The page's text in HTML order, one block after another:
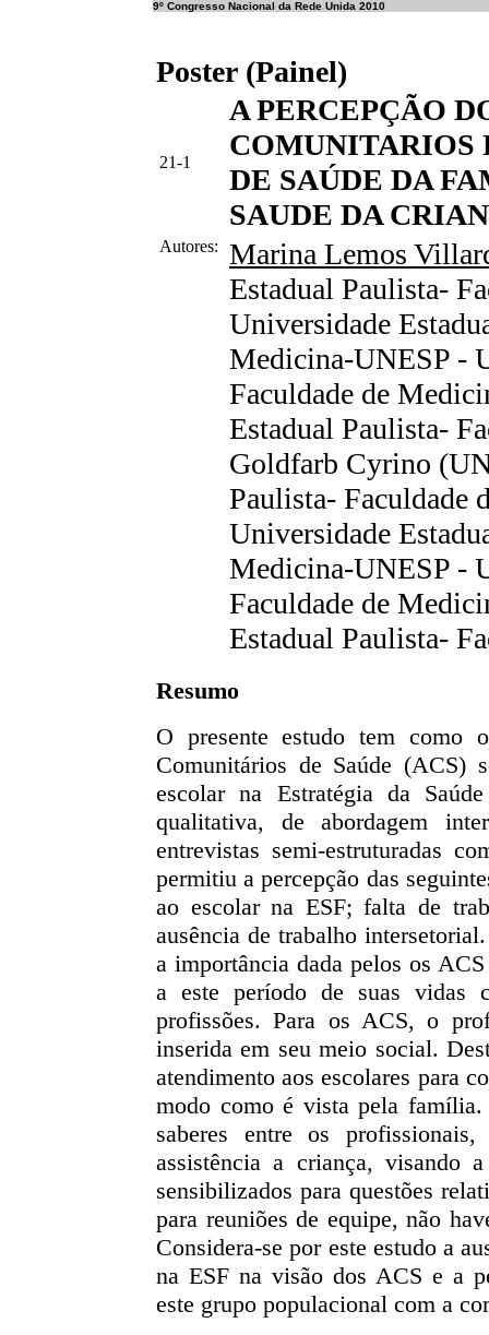
9º Congresso Nacional da Rede Unida 2010
Poster (Painel)
21-1
A PERCEPÇÃO
COMUNITARIOS
DE SAÚDE DA
SAUDE DA
Autores:
Marina Lemos
Estadual Paulista-
Universidade
Medicina-UNESP -
Faculdade de
Estadual Paulista-
Goldfarb Cyrino
Paulista- Faculdade
Universidade
Medicina-UNESP -
Faculdade de
Estadual Paulista-
Resumo
O presente estudo tem como
Comunitários de Saúde (ACS)
escolar na Estratégia da
qualitativa, de abordagem
entrevistas semi-estruturadas
permitiu a percepção das
ao escolar na ESF; falta de
ausência de trabalho
a importância dada pelos os
a este período de suas vidas
profissões. Para os ACS, o
inserida em seu meio social.
atendimento aos escolares para
modo como é vista pela família.
saberes entre os
assistência a criança, visando
sensibilizados para questões
para reuniões de equipe, não
Considera-se por este estudo a
na ESF na visão dos ACS e a
este grupo populacional com a